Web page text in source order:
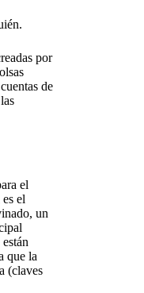
por
de
el
el
un
que la
(claves